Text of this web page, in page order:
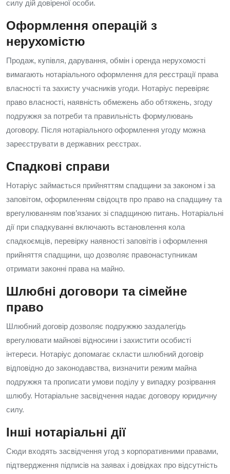
силу дій довіреної особи.
Оформлення операцій з
нерухомістю
Продаж, купівля, дарування, обмін і оренда нерухомості
вимагають нотаріального оформлення для реєстрації права
власності та захисту учасників угоди. Нотаріус перевіряє
право власності, наявність обмежень або обтяжень, згоду
подружжя за потреби та правильність формулювань
договору. Після нотаріального оформлення угоду можна
зареєструвати в державних реєстрах.
Спадкові справи
Нотаріус займається прийняттям спадщини за законом і за
заповітом, оформленням свідоцтв про право на спадщину та
врегулюванням пов’язаних зі спадщиною питань. Нотаріальні
дії при спадкуванні включають встановлення кола
спадкоємців, перевірку наявності заповітів і оформлення
прийняття спадщини, що дозволяє правонаступникам
отримати законні права на майно.
Шлюбні договори та сімейне
право
Шлюбний договір дозволяє подружжю заздалегідь
врегулювати майнові відносини і захистити особисті
інтереси. Нотаріус допомагає скласти шлюбний договір
відповідно до законодавства, визначити режим майна
подружжя та прописати умови поділу у випадку розірвання
шлюбу. Нотаріальне засвідчення надає договору юридичну
силу.
Інші нотаріальні дії
Сюди входять засвідчення угод з корпоративними правами,
підтвердження підписів на заявах і довідках про відсутність